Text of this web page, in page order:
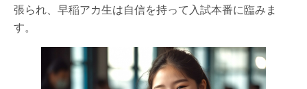
張られ、早稲アカ生は自信を持って入試本番に臨みま
す。